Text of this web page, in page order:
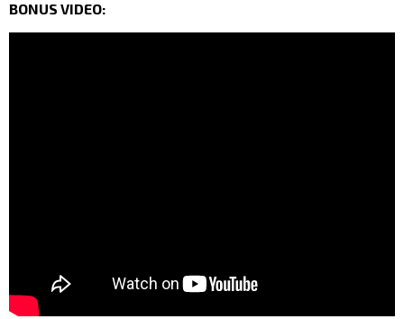
BONUS VIDEO: